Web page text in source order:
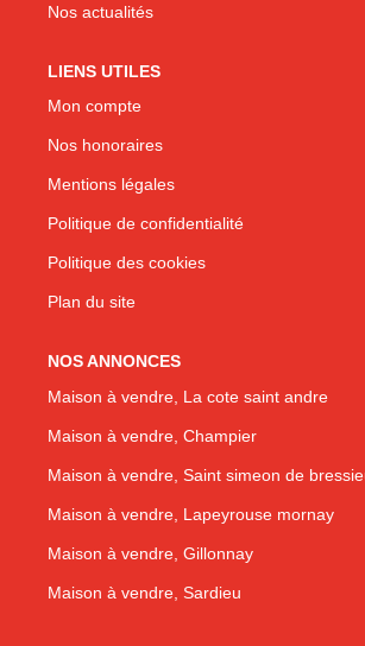
Nos actualités
LIENS UTILES
Mon compte
Nos honoraires
Mentions légales
Politique de confidentialité
Politique des cookies
Plan du site
NOS ANNONCES
Maison à vendre, La cote saint andre
Maison à vendre, Champier
Maison à vendre, Saint simeon de
Maison à vendre, Lapeyrouse mornay
Maison à vendre, Gillonnay
Maison à vendre, Sardieu